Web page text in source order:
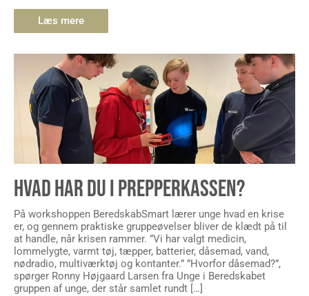
Læs mere
HVAD HAR DU I PREPPERKASSEN?
På workshoppen BeredskabSmart lærer unge hvad en krise
er, og gennem praktiske gruppeøvelser bliver de klædt på til
at handle, når krisen rammer. ”Vi har valgt medicin,
lommelygte, varmt tøj, tæpper, batterier, dåsemad, vand,
nødradio, multiværktøj og kontanter.” ”Hvorfor dåsemad?”,
spørger Ronny Højgaard Larsen fra Unge i Beredskabet
gruppen af unge, der står samlet rundt […]